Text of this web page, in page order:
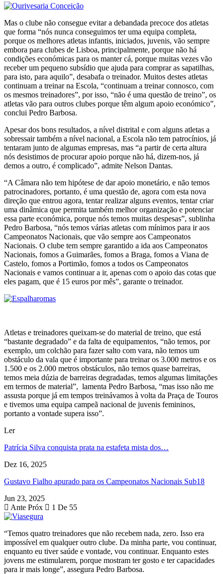
Mas o clube não consegue evitar a debandada precoce dos atletas
que forma “nós nunca conseguimos ter uma equipa completa,
porque os melhores atletas infantis, iniciados, juvenis, vão sempre
embora para clubes de Lisboa, principalmente, porque não há
condições económicas para os manter cá, porque muitas vezes vão
receber um pequeno subsídio que ajuda para comprar as sapatilhas,
para isto, para aquilo”, desabafa o treinador. Muitos destes atletas
continuam a treinar na Escola, “continuam a treinar connosco, com
os mesmos treinadores”, por isso, “não é uma questão de treino”, os
atletas vão para outros clubes porque têm algum apoio económico”,
conclui Pedro Barbosa.
Apesar dos bons resultados, a nível distrital e com alguns atletas a
sobressair também a nível nacional, a Escola não tem patrocínios, já
tentaram junto de algumas empresas, mas “a partir de certa altura
nós desistimos de procurar apoio porque não há, dizem-nos, já
demos a outro, é complicado”, admite Nelson Dantas.
“A Câmara não tem hipótese de dar apoio monetário, e não temos
patrocinadores, portanto, é uma questão de, agora com esta nova
direção que entrou agora, tentar realizar alguns eventos, tentar criar
uma dinâmica que permita também melhor organização e potenciar
essa parte económica, porque nós temos muitas despesas”, sublinha
Pedro Barbosa, “nós temos várias atletas com mínimos para ir aos
Campeonatos Nacionais, que vão sempre aos Campeonatos
Nacionais. O clube tem sempre garantido a ida aos Campeonatos
Nacionais, fomos a Guimarães, fomos a Braga, fomos a Viana de
Castelo, fomos a Portimão, fomos a todos os Campeonatos
Nacionais e vamos continuar a ir, apenas com o apoio das cotas que
eles pagam, que é 15 euros por mês”, garante o treinador.
Atletas e treinadores queixam-se do material de treino, que está
“bastante degradado” e da falta de equipamentos, “não temos, por
exemplo, um colchão para fazer salto com vara, não temos um
obstáculo da vala que é importante para treinar os 3.000 metros e os
1.500 e os 2.000 metros obstáculos, não temos quase barreiras,
temos meia dúzia de barreiras degradadas, temos algumas limitações
em termos de material”, lamenta Pedro Barbosa, “mas isso não me
assusta porque já em tempos treinávamos à volta da Praça de Touros
e tivemos uma equipa campeã nacional de juvenis femininos,
portanto a vontade supera isso”.
Ler
Patrícia Silva conquista prata na estafeta mista dos…
Dez 16, 2025
Gustavo Fialho apurado para os Campeonatos Nacionais Sub18
Jun 23, 2025
Ante Próx 1 De 55
“Temos quatro treinadores que não recebem nada, zero. Isso era
impossível em qualquer outro clube. Da minha parte, vou continuar,
enquanto eu tiver saúde e vontade, vou continuar. Enquanto estes
jovens me estimularem, porque mostram ter gosto e ter capacidades
para ir mais longe”, assegura Pedro Barbosa.